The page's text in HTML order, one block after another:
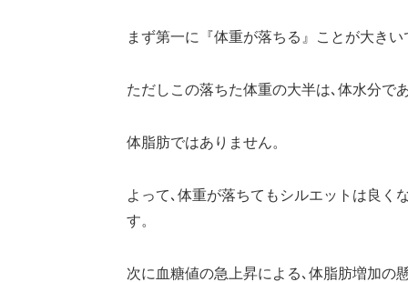
まず第一に『体重が落ちる』ことが大きい
ただしこの落ちた体重の大半は､体水分で
体脂肪ではありません。
よって､体重が落ちてもシルエットは良く
す。
次に血糖値の急上昇による､体脂肪増加の